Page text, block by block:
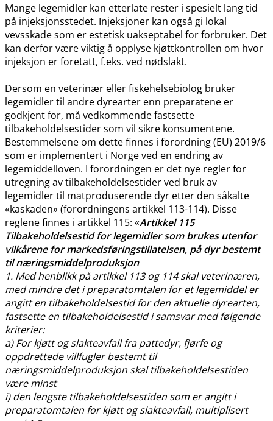
Mange legemidler kan etterlate rester i spesielt lang tid
på injeksjonsstedet. Injeksjoner kan også gi lokal
vevsskade som er estetisk uakseptabel for forbruker. Det
kan derfor være viktig å opplyse kjøttkontrollen om hvor
injeksjon er foretatt, f.eks. ved nødslakt.
Dersom en veterinær eller fiskehelsebiolog bruker
legemidler til andre dyrearter enn preparatene er
godkjent for, må vedkommende fastsette
tilbakeholdelsestider som vil sikre konsumentene.
Bestemmelsene om dette finnes i forordning (EU) 2019/6
som er implementert i Norge ved en endring av
legemiddelloven. I forordningen er det nye regler for
utregning av tilbakeholdelsestider ved bruk av
legemidler til matproduserende dyr etter den såkalte
«kaskaden» (forordningens artikkel 113-114). Disse
reglene finnes i artikkel 115: «Artikkel 115
Tilbakeholdelsestid for legemidler som brukes utenfor
vilkårene for markedsføringstillatelsen, på dyr bestemt
til næringsmiddelproduksjon
1. Med henblikk på artikkel 113 og 114 skal veterinæren,
med mindre det i preparatomtalen for et legemiddel er
angitt en tilbakeholdelsestid for den aktuelle dyrearten,
fastsette en tilbakeholdelsestid i samsvar med følgende
kriterier:
a) For kjøtt og slakteavfall fra pattedyr, fjørfe og
oppdrettede villfugler bestemt til
næringsmiddelproduksjon skal tilbakeholdelsestiden
være minst
i) den lengste tilbakeholdelsestiden som er angitt i
preparatomtalen for kjøtt og slakteavfall, multiplisert